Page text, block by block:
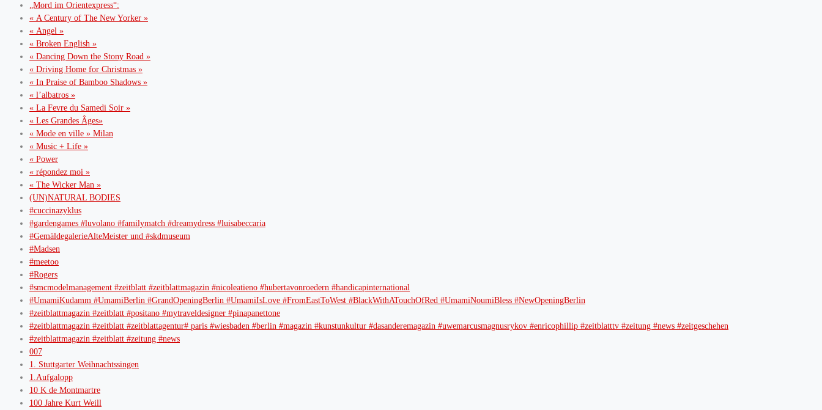
„Mord im Orientexpress“:
« A Century of The New Yorker »
« Angel »
« Broken English »
« Dancing Down the Stony Road »
« Driving Home for Christmas »
« In Praise of Bamboo Shadows »
« l’albatros »
« La Fevre du Samedi Soir »
« Les Grandes Âges»
« Mode en ville » Milan
« Music + Life »
« Power
« répondez moi »
« The Wicker Man »
(UN)NATURAL BODIES
#cuccinazyklus
#gardengames #luvolano #familymatch #dreamydress #luisabeccaria
#GemäldegalerieAlteMeister und #skdmuseum
#Madsen
#meetoo
#Rogers
#smcmodelmanagement #zeitblatt #zeitblattmagazin #nicoleatieno #hubertavonroedern #handicapinternational
#UmamiKudamm #UmamiBerlin #GrandOpeningBerlin #UmamiIsLove #FromEastToWest #BlackWithATouchOfRed #UmamiNoumiBless #NewOpeningBerlin
#zeitblattmagazin #zeitblatt #positano #mytraveldesigner #pinapanettone
#zeitblattmagazin #zeitblatt #zeitblattagentur# paris #wiesbaden #berlin #magazin #kunstunkultur #dasanderemagazin #uwemarcusmagnusrykov #enricophillip #zeitblatttv #zeitung #news #zeitgeschehen
#zeitblattmagazin #zeitblatt #zeitung #news
007
1. Stuttgarter Weihnachtssingen
1.Aufgalopp
10 K de Montmartre
100 Jahre Kurt Weill